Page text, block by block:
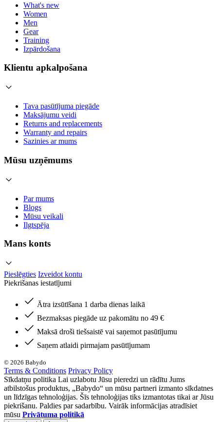
What's new
Women
Men
Gear
Training
Izpārdošana
Klientu apkalpošana
Tava pasūtījuma piegāde
Maksājumu veidi
Returns and replacements
Warranty and repairs
Sazinies ar mums
Mūsu uzņēmums
Par mums
Blogs
Mūsu veikali
Ilgtspēja
Mans konts
Pieslēgties Izveidot kontu
Piekrišanas iestatījumi
Ātra izsūtīšana 1 darba dienas laikā
Bezmaksas piegāde uz pakomātu no 49 €
Maksā droši tiešsaistē vai saņemot pasūtījumu
Saņem atlaidi pirmajam pasūtījumam
© 2026 Babydo
Terms & Conditions Privacy Policy
Sīkdatņu politika Lai uzlabotu Jūsu pieredzi un rādītu Jums
atbilstošus produktus, „Babydo“ un mūsu partneri izmanto sīkdatnes
un līdzīgas tehnoloģijas. Šīs tehnoloģijas tiks izmantotas tikai ar Jūsu
piekrišanu. Paldies par sadarbību. Vairāk informācijas atradīsiet
mūsu Privātuma politikā